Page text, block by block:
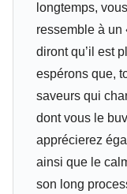
longtemps,
ressemble à un
diront qu’il est
espérons que,
saveurs qui
dont vous le
apprécierez
ainsi que le
son long